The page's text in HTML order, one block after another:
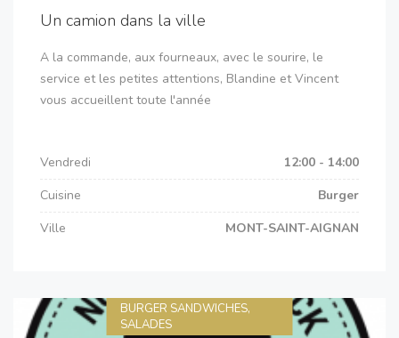
Un camion dans la ville
A la commande, aux fourneaux, avec le sourire, le
service et les petites attentions, Blandine et Vincent
vous accueillent toute l'année
Vendredi
12:00 - 14:00
Cuisine
Burger
Ville
MONT-SAINT-AIGNAN
BURGER SANDWICHES,
SALADES